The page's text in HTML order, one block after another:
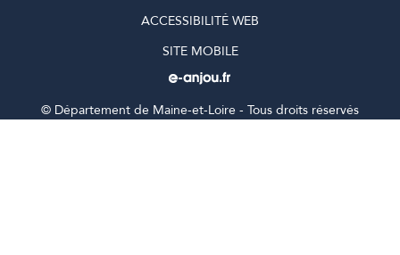
ACCESSIBILITÉ WEB
SITE MOBILE
© Département de Maine-et-Loire - Tous droits réservés